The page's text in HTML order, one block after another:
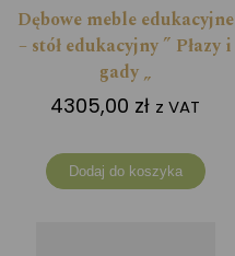
Dębowe meble edukacyjne
– stół edukacyjny ” Płazy i
gady „
4305,00 zł z VAT
Dodaj do koszyka